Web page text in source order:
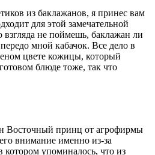
из баклажанов, я принес вам
для этой замечательной
взгляда не поймешь, баклажан ли
мной кабачок. Все дело в
цвете кожицы, который
блюде тоже, так что
Восточный принц от агрофирмы
внимание именно из-за
котором упоминалось, что из